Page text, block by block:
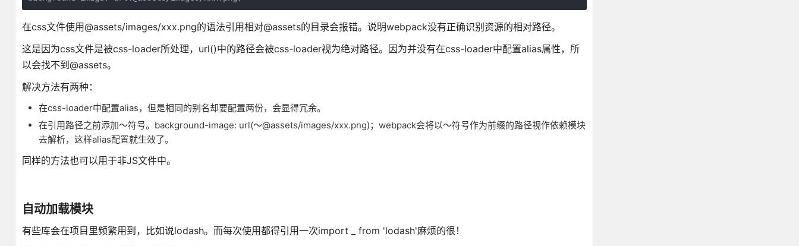
在css文件使用@assets/images/xxx.png的语法引用相对@assets的目录会报错。说明webpack没有正确识别资源的相对路径。
这是因为css文件是被css-loader所处理，url()中的路径会被css-loader视为绝对路径。因为并没有在css-loader中配置alias属性，所
以会找不到@assets。
解决方法有两种：
在css-loader中配置alias，但是相同的别名却要配置两份，会显得冗余。
在引用路径之前添加～符号。background-image: url(～@assets/images/xxx.png)；webpack会将以～符号作为前缀的路径视作依赖模块
去解析，这样alias配置就生效了。
同样的方法也可以用于非JS文件中。
自动加载模块
有些库会在项目里频繁用到，比如说lodash。而每次使用都得引用一次import _ from 'lodash'麻烦的很！